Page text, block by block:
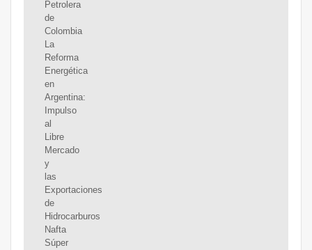
Petrolera
de
Colombia
La
Reforma
Energética
en
Argentina:
Impulso
al
Libre
Mercado
y
las
Exportaciones
de
Hidrocarburos
Nafta
Súper